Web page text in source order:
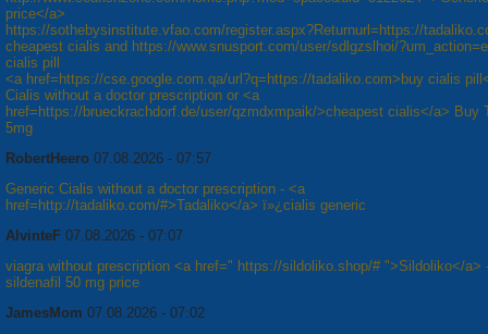
price</a>
https://sothebysinstitute.vfao.com/register.aspx?Returnurl=https://
cheapest cialis and https://www.snusport.com/user/sdlgzslhoi/
cialis pill
<a href=https://cse.google.com.qa/url?q=https://tadaliko.com>buy cialis
Cialis without a doctor prescription or <a
href=https://brueckrachdorf.de/user/qzmdxmpaik/>cheapest cialis</a> Buy
5mg
RobertHeero 07.08.2026 - 07:57
Generic Cialis without a doctor prescription - <a
href=http://tadaliko.com/#>Tadaliko</a> ï»¿cialis generic
AlvinteF 07.08.2026 - 07:07
viagra without prescription <a href=" https://sildoliko.shop/# ">Sildoliko</a>
sildenafil 50 mg price
JamesMom 07.08.2026 - 07:02